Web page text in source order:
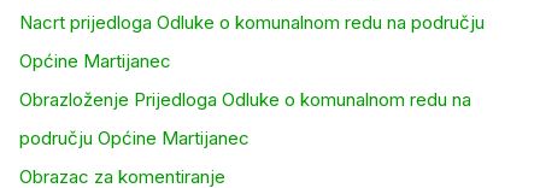
Nacrt prijedloga Odluke o komunalnom redu na području
Općine Martijanec
Obrazloženje Prijedloga Odluke o komunalnom redu na
području Općine Martijanec
Obrazac za komentiranje